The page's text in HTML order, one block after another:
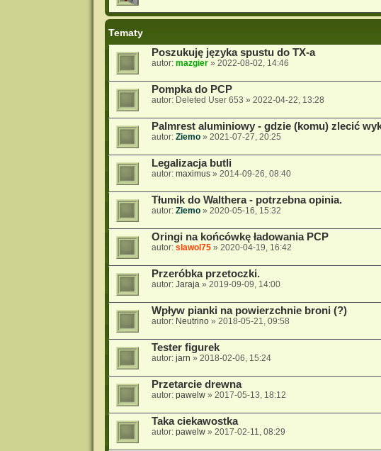
Tematy
Poszukuję języka spustu do TX-a
autor: mazgier» 2022-08-02, 14:46
Pompka do PCP
autor: Deleted User 653 » 2022-04-22, 13:28
Palmrest aluminiowy - gdzie (komu) zlecić
autor: Ziemo» 2021-07-27, 20:25
Legalizacja butli
autor: maximus» 2014-09-26, 08:40
Tłumik do Walthera - potrzebna opinia.
autor: Ziemo» 2020-05-16, 15:32
Oringi na końcówkę ładowania PCP
autor: slawol75» 2020-04-19, 16:42
Przeróbka przetoczki.
autor: Jaraja » 2019-09-09, 14:00
Wpływ pianki na powierzchnie broni (?)
autor: Neutrino» 2018-05-21, 09:58
Tester figurek
autor: jarn » 2018-02-06, 15:24
Przetarcie drewna
autor: pawelw» 2017-05-13, 18:12
Taka ciekawostka
autor: pawelw» 2017-02-11, 08:29